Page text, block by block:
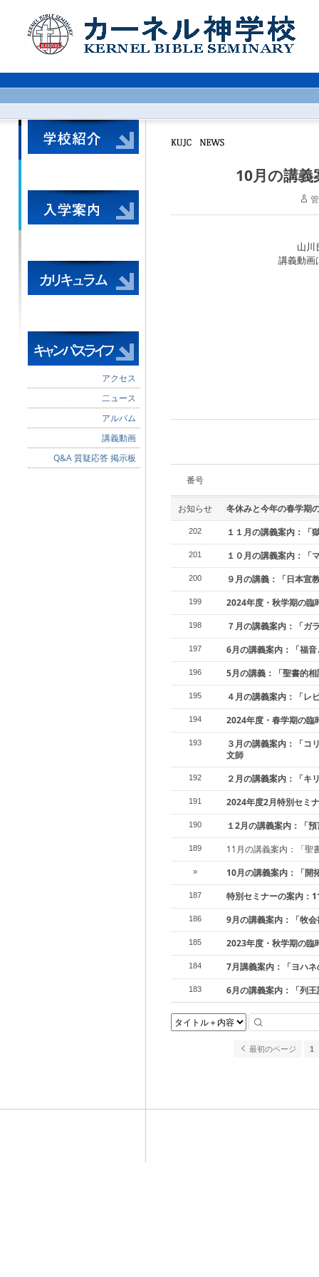
アクセス
二ュース
アルバム
講義動画
Q&A 質疑応答 掲示板
10月の講義
山川
講義動画
番号
お知らせ 冬休みと今年の春学期
202 １１月の講義案内：「
201 １０月の講義案内：「
200 ９月の講義：「日本宣
199 2024年度・秋学期の臨
198 ７月の講義案内：「ガ
197 6月の講義案内：「福
196 5月の講義：「聖書的
195 ４月の講義案内：「レ
194 2024年度・春学期の臨
193
３月の講義案内：「コ
文師
192 ２月の講義案内：「キ
191 2024年度2月特別セミ
190 １2月の講義案内：「
189 11月の講義案内：「聖
» 10月の講義案内：「開
187 特別セミナーの案内：
186 9月の講義案内：「牧
185 2023年度・秋学期の臨
184 7月講義案内：「ヨハ
183 6月の講義案内：「列
最初のページ 1